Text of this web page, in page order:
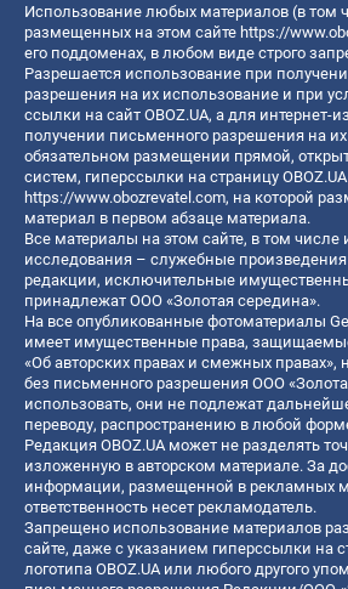
Использование любых материалов (в том
размещенных на этом сайте https://
его поддоменах, в любом виде строго
Разрешается использование при
разрешения на их использование и при
ссылки на сайт OBOZ.UA, а для интернет-
получении письменного разрешения на
обязательном размещении прямой,
систем, гиперссылки на страницу
https://www.obozrevatel.com, на которой
материал в первом абзаце материала.
Все материалы на этом сайте, в том числе
исследования – служебные
редакции, исключительные
принадлежат ООО «Золотая середина».
На все опубликованные фотоматериалы
имеет имущественные права,
«Об авторских правах и смежных правах»,
без письменного разрешения ООО
использовать, они не подлежат
переводу, распространению в любой
Редакция OBOZ.UA может не разделять
изложенную в авторском материале. За
информации, размещенной в рекламных
ответственность несет рекламодатель.
Запрещено использование материалов
сайте, даже с указанием гиперссылки на
логотипа OBOZ.UA или любого другого